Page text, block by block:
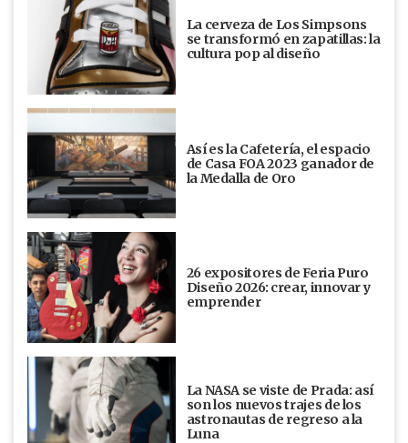
La cerveza de Los Simpsons
se transformó en zapatillas: la
cultura pop al diseño
Así es la Cafetería, el espacio
de Casa FOA 2023 ganador de
la Medalla de Oro
26 expositores de Feria Puro
Diseño 2026: crear, innovar y
emprender
La NASA se viste de Prada: así
son los nuevos trajes de los
astronautas de regreso a la
Luna